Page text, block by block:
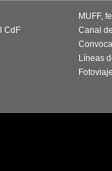
CdF
MUFF,
Canal
Líneas